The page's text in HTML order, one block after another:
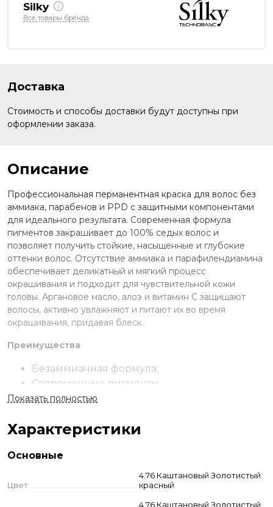
Silky
Все товары бренда
Доставка
Стоимость и способы доставки будут доступны при
оформлении заказа.
Описание
Профессиональная перманентная краска для волос без
аммиака, парабенов и PPD с защитными компонентами
для идеального результата. Современная формула
пигментов закрашивает до 100% седых волос и
позволяет получить стойкие, насыщенные и глубокие
оттенки волос. Отсутствие аммиака и парафилендиамина
обеспечивает деликатный и мягкий процесс
окрашивания и подходит для чувствительной кожи
головы. Аргановое масло, алоэ и витамин C защищают
волосы, активно увлажняют и питают их во время
окрашивания, придавая блеск.
Преимущества
Безаммиачная формула;
Современные пигменты;
Закрашивание седины на 100%;
витамин C;
Смешайте выбранный краситель с окислителем в
пропорции 1:1,5 или 1:2 с тонерами. Нанесите на волосы.
Показать полностью
Характеристики
Основные
Цвет
4.76 Каштановый Золотистый
красный
4.76 Каштановый Золотистый